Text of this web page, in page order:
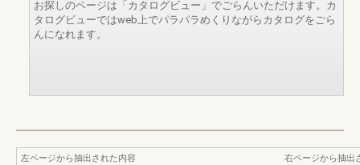
お探しのページは「カタログビュー」でごらんいただけます。カ
タログビューではweb上でパラパラめくりながらカタログをごら
んになれます。
左ページから抽出された内容
右ページから抽出